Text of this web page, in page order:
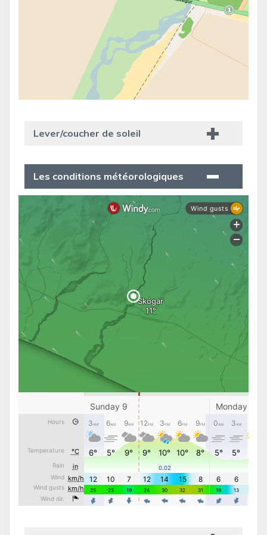
Lever/coucher de soleil
Les conditions météorologiques